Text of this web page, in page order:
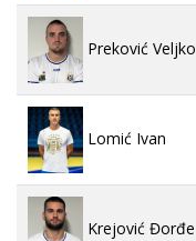
Preković Veljko
Lomić Ivan
Krejović Đorđe